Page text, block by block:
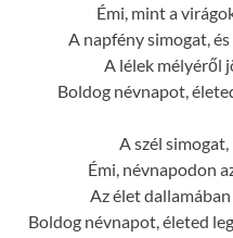
Émi, mint a
A napfény simogat,
A lélek mélyéről
Boldog névnapot,
A szél
Émi, névnapodon
Az élet
Boldog névnapot, életed